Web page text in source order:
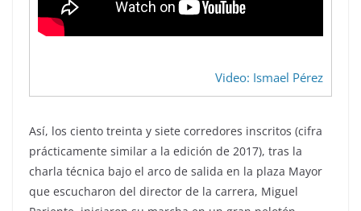
Video: Ismael Pérez
Así, los ciento treinta y siete corredores inscritos (cifra
prácticamente similar a la edición de 2017), tras la
charla técnica bajo el arco de salida en la plaza Mayor
que escucharon del director de la carrera, Miguel